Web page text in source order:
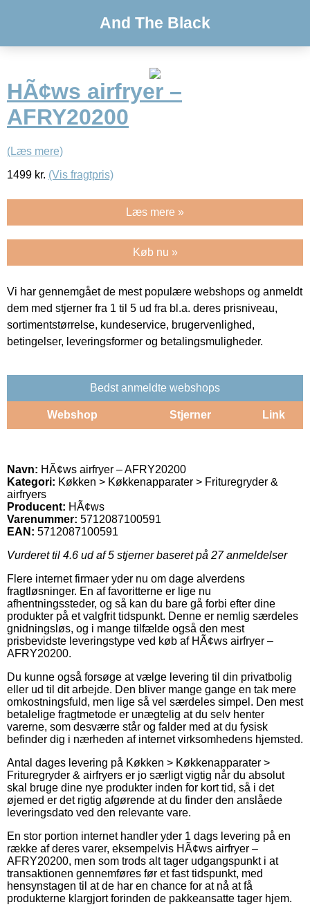
And The Black
HÃ¢ws airfryer –
AFRY20200
(Læs mere)
1499 kr. (Vis fragtpris)
Læs mere »
Køb nu »
Vi har gennemgået de mest populære webshops og anmeldt
dem med stjerner fra 1 til 5 ud fra bl.a. deres prisniveau,
sortimentstørrelse, kundeservice, brugervenlighed,
betingelser, leveringsformer og betalingsmuligheder.
Bedst anmeldte webshops
Webshop Stjerner Link
Navn: HÃ¢ws airfryer – AFRY20200
Kategori: Køkken > Køkkenapparater > Frituregryder &
airfryers
Producent: HÃ¢ws
Varenummer: 5712087100591
EAN: 5712087100591
Vurderet til 4.6 ud af 5 stjerner baseret på 27anmeldelser
Flere internet firmaer yder nu om dage alverdens
fragtløsninger. En af favoritterne er lige nu
afhentningssteder, og så kan du bare gå forbi efter dine
produkter på et valgfrit tidspunkt. Denne er nemlig særdeles
gnidningsløs, og i mange tilfælde også den mest
prisbevidste leveringstype ved køb af HÃ¢ws airfryer –
AFRY20200.
Du kunne også forsøge at vælge levering til din privatbolig
eller ud til dit arbejde. Den bliver mange gange en tak mere
omkostningsfuld, men lige så vel særdeles simpel. Den mest
betalelige fragtmetode er unægtelig at du selv henter
varerne, som desværre står og falder med at du fysisk
befinder dig i nærheden af internet virksomhedens hjemsted.
Antal dages levering på Køkken > Køkkenapparater >
Frituregryder & airfryers er jo særligt vigtig når du absolut
skal bruge dine nye produkter inden for kort tid, så i det
øjemed er det rigtig afgørende at du finder den anslåede
leveringsdato ved den relevante vare.
En stor portion internet handler yder 1 dags levering på en
række af deres varer, eksempelvis HÃ¢ws airfryer –
AFRY20200, men som trods alt tager udgangspunkt i at
transaktionen gennemføres før et fast tidspunkt, med
hensynstagen til at de har en chance for at nå at få
produkterne klargjort forinden de pakkeansatte tager hjem.